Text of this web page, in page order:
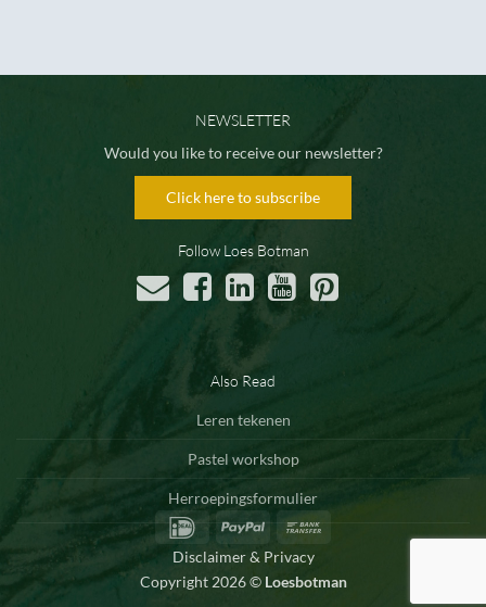
NEWSLETTER
Would you like to receive our newsletter?
Click here to subscribe
Follow Loes Botman
Also Read
Leren tekenen
Pastel workshop
Herroepingsformulier
IDeal
PayPal
Disclaimer & Privacy
Copyright 2026 © Loesbotman